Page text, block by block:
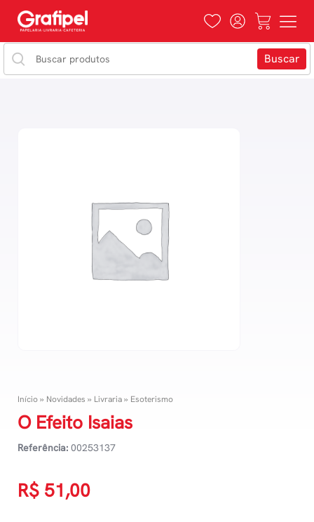
Início» Novidades » Livraria» Esoterismo
O Efeito Isaias
Referência: 00253137
R$ 51,00